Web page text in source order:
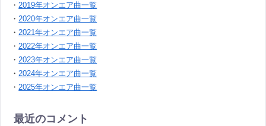
・2019年オンエア曲一覧
・2020年オンエア曲一覧
・2021年オンエア曲一覧
・2022年オンエア曲一覧
・2023年オンエア曲一覧
・2024年オンエア曲一覧
・2025年オンエア曲一覧
最近のコメント